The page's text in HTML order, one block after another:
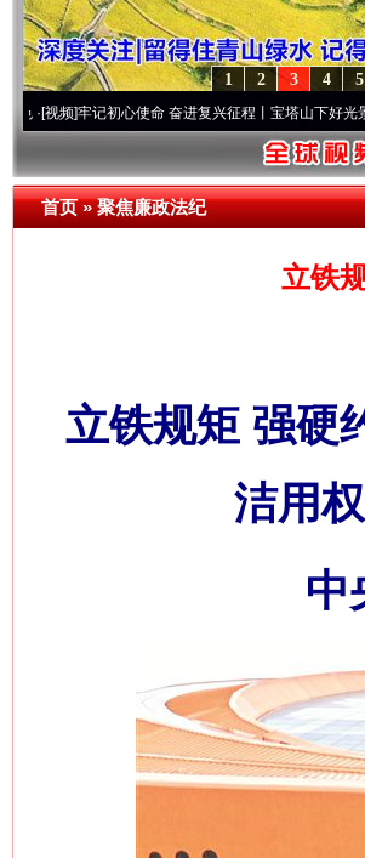
5
4
3
2
1
记初心使命 奋进复兴征程丨宝塔山下好光景..·[视频]因
首页»聚焦廉政法纪
立铁
立铁规矩 强硬
洁用
中